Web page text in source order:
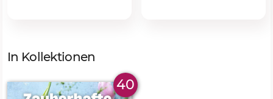
In Kollektionen
40